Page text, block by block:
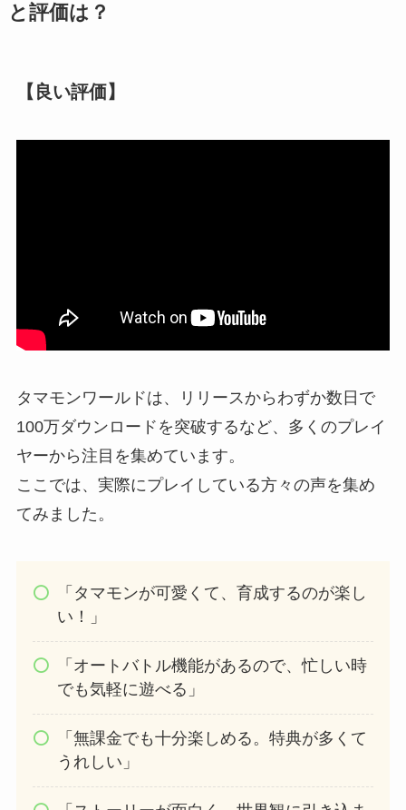
と評価は？
【良い評価】
タマモンワールドは、リリースからわずか数日で
100万ダウンロードを突破するなど、多くのプレイ
ヤーから注目を集めています。
ここでは、実際にプレイしている方々の声を集め
てみました。
「タマモンが可愛くて、育成するのが楽し
い！」
「オートバトル機能があるので、忙しい時
でも気軽に遊べる」
「無課金でも十分楽しめる。特典が多くて
うれしい」